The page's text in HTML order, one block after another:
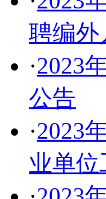
聘编外
·2023
公告
·2023
业单